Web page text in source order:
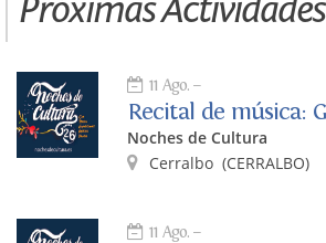
Próximas Actividades
11 Ago.
Noches de Cultura
Cerralbo (CERRALBO)
11 Ago.